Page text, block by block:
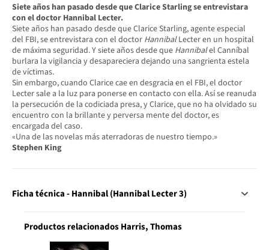
Siete años han pasado desde que Clarice Starling se entrevistara
con el doctor Hannibal Lecter.
Siete años han pasado desde que Clarice Starling, agente especial
del FBI, se entrevistara con el doctor HannibalLecter en un hospital
de máxima seguridad. Y siete años desde que Hannibalel Canníbal
burlara la vigilancia y desapareciera dejando una sangrienta estela
de víctimas.
Sin embargo, cuando Clarice cae en desgracia en el FBI, el doctor
Lecter sale a la luz para ponerse en contacto con ella. Así se reanuda
la persecución de la codiciada presa, y Clarice, que no ha olvidado su
encuentro con la brillante y perversa mente del doctor, es
encargada del caso.
«Una de las novelas más aterradoras de nuestro tiempo.»
Stephen King
Ficha técnica - Hannibal (Hannibal Lecter 3)
Productos relacionados Harris, Thomas